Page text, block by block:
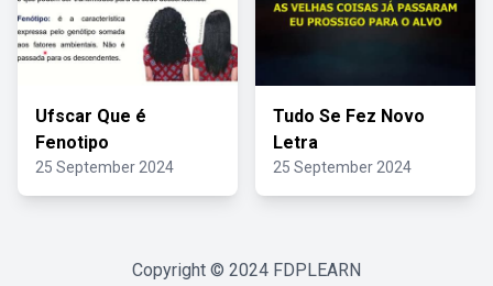
Ufscar Que é
Fenotipo
25 September 2024
Tudo Se Fez Novo
Letra
25 September 2024
Copyright © 2024 FDPLEARN